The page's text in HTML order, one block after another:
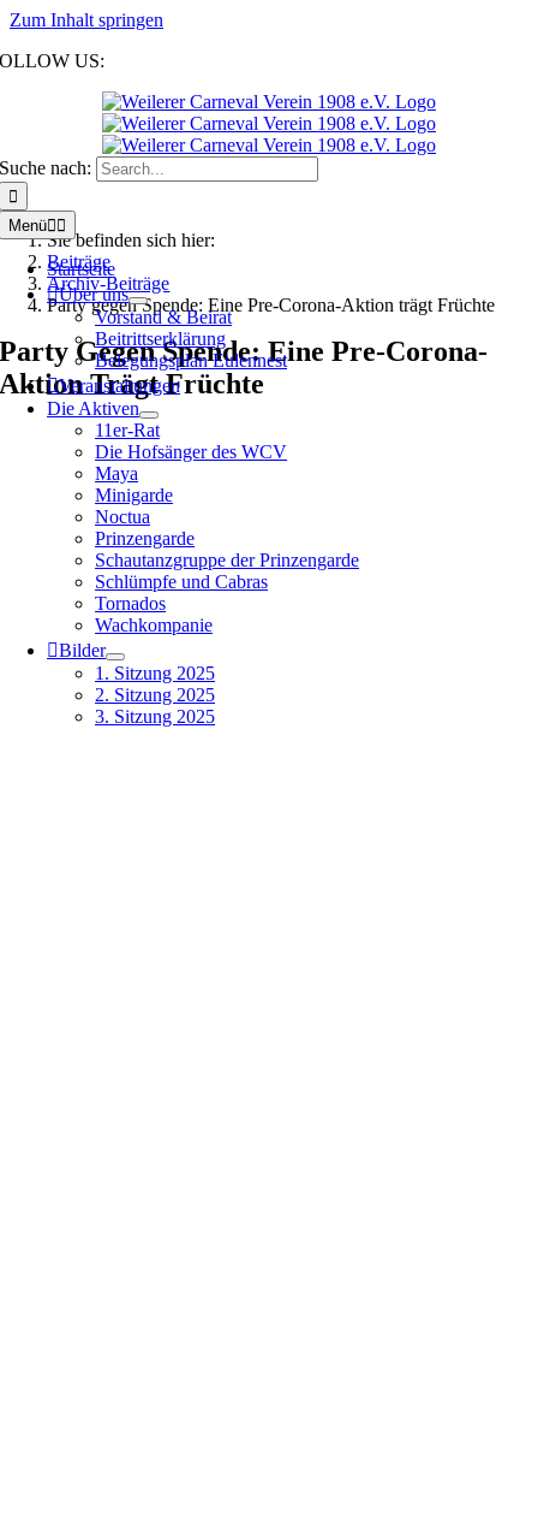
Zum Inhalt springen
US:
Suche nach:
Menü
Startseite
Über uns
Vorstand & Beirat
Beitrittserklärung
Belegungsplan Eulennest
Veranstaltungen
Die Aktiven
11er-Rat
Die Hofsänger des WCV
Maya
Minigarde
Noctua
Prinzengarde
Schautanzgruppe der Prinzengarde
Schlümpfe und Cabras
Tornados
Wachkompanie
Bilder
1. Sitzung 2025
2. Sitzung 2025
3. Sitzung 2025
Sie befinden sich hier:
Beiträge
Archiv-Beiträge
Party gegen Spende: Eine Pre-Corona-Aktion trägt Früchte
Party Gegen Spende: Eine Pre-Corona-
Aktion Trägt Früchte